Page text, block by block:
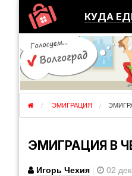
КУДА
ГОРОДА
РЕГИОНЫ
ЭМИГРАЦИЯ
ЭМИГРАЦИЯ В
Игорь Чехия 02